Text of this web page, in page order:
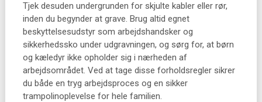
Tjek desuden undergrunden for skjulte kabler eller rør,
inden du begynder at grave. Brug altid egnet
beskyttelsesudstyr som arbejdshandsker og
sikkerhedssko under udgravningen, og sørg for, at børn
og kæledyr ikke opholder sig i nærheden af
arbejdsområdet. Ved at tage disse forholdsregler sikrer
du både en tryg arbejdsproces og en sikker
trampolinoplevelse for hele familien.